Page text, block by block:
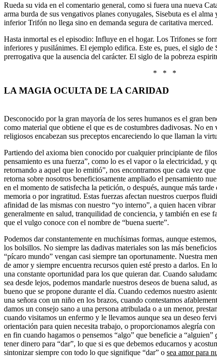
Rueda su vida en el comentario general, como si fuera una nueva
arma burda de sus vengativos planes conyugales, Sisebuta es el
inferior Trifón no llega sino en demanda segura de caritativa merced.
Hasta inmortal es el episodio: Influye en el hogar. Los Trifones se
inferiores y pusilánimes. El ejemplo edifica. Este es, pues, el siglo de
prerrogativa que la ausencia del carácter. El siglo de la pobreza
* * *
LA MAGIA OCULTA DE LA CARIDAD
Desconocido por la gran mayoría de los seres humanos es el gran
como material que obtiene el que es de costumbres dadivosas. No en
religiosos encabezan sus preceptos encareciendo lo que llaman la
Partiendo del axioma bien conocido por cualquier principiante de
pensamiento es una fuerza”, como lo es el vapor o la electricidad, y
retornando a aquel que lo emitió”, nos encontramos que cada vez
retorna sobre nosotros beneficiosamente ampliado el pensamiento
en el momento de satisfecha la petición, o después, aunque más
memoria o por ingratitud. Estas fuerzas afectan nuestros cuerpos
afinidad de las mismas con nuestro “yo interno”, a quien hacen
generalmente en salud, tranquilidad de conciencia, y también en ese
que el vulgo conoce con el nombre de “buena suerte”.
Podemos dar constantemente en muchísimas formas, aunque
los bolsillos. No siempre las dadivas materiales son las más
“pícaro mundo” vengan casi siempre tan oportunamente. Nuestra
de amor y siempre encuentra recursos quien esté presto a darlos. En
una constante oportunidad para los que quieran dar. Cuando
sea desde lejos, podemos mandarle nuestros deseos de buena salud,
bueno que se propone durante el día. Cuando cedemos nuestro
una señora con un niño en los brazos, cuando contestamos
damos un consejo sano a una persona atribulada o a un menor,
cuando visitamos un enfermo y le llevamos aunque sea un deseo
orientación para quien necesita trabajo, o proporcionamos alegría
en fin cuando hagamos o pensemos “algo” que beneficie a “alguien”
tener dinero para “dar”, lo que si es que debemos educarnos y
sintonizar siempre con todo lo que signifique “dar” o sea amor para